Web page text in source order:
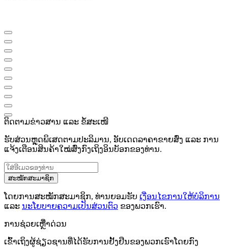
ຕິດຕາມຂ່າວສານ ແລະ ຂໍ້ສະເໜີ
ຮັບສ່ວນຫຼຸດພິເສດຕາມປະລິມານ, ອັບເດດລາຄາຂາຍສົ່ງ ແລະ ການ
ແຈ້ງເຕືອນສິນຄ້າໃໝ່ສົ່ງກົງເຖິງອິນບັອກຂອງທ່ານ.
ສະໝັກສະມາຊິກ
ໂດຍການສະໝັກສະມາຊິກ, ທ່ານຍອມຮັບ ເງື່ອນໄຂການໃຫ້ບໍລິການ
ແລະ ນະໂຍບາຍຄວາມເປັນສ່ວນຕົວ ຂອງພວກເຮົາ.
ການຊ່ວຍເຫຼືໍາດ່ວນ
ເຂົ້າເຖິງຜູ້ຊ່ຽວຊານທີ່ໄດ້ຮັບການຢັ້ງຢືນຂອງພວກເຮົາໂດຍກົງ